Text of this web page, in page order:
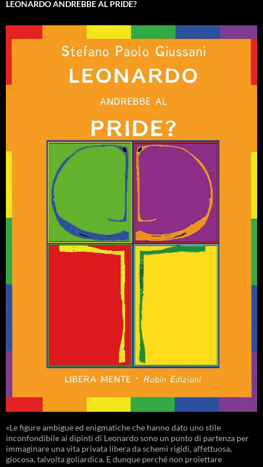
LEONARDO ANDREBBE AL PRIDE?
«Le figure ambigue ed enigmatiche che hanno dato uno stile
inconfondibile ai dipinti di Leonardo sono un punto di partenza per
immaginare una vita privata libera da schemi rigidi, affettuosa,
giocosa, talvolta goliardica. E dunque perché non proiettare